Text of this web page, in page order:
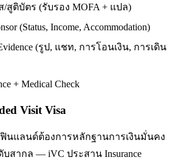
สูติบัตร (รับรอง MOFA + แปล)
(Status, Income, Accommodation)
(รูป, แชท, การโอนเงิน, การเดิน
+ Medical Check
Visit Visa
นแลนด์ต้องการหลักฐานการเงินมั่นคง
สากล — iVC ประสาน Insurance